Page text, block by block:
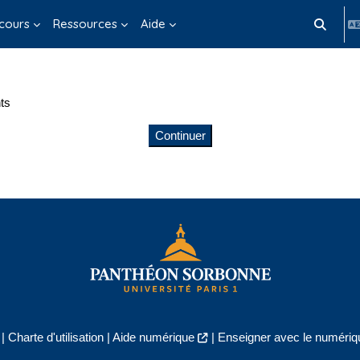
Ressources Aide Activer/
Continuer
Charte d'utilisation| Aide numérique | Enseigner avec le